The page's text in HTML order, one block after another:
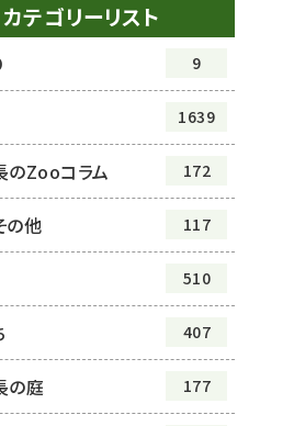
カテゴリーリスト
9
1639
のZooコラム 172
の他 117
510
407
の庭 177